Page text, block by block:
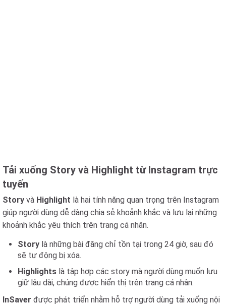
Tải xuống Story và Highlight từ Instagram trực
tuyến
Story và Highlight là hai tính năng quan trọng trên Instagram
giúp người dùng dễ dàng chia sẻ khoảnh khắc và lưu lại những
khoảnh khắc yêu thích trên trang cá nhân.
Story là những bài đăng chỉ tồn tại trong 24 giờ, sau đó
sẽ tự động bị xóa.
Highlights là tập hợp các story mà người dùng muốn lưu
giữ lâu dài, chúng được hiển thị trên trang cá nhân.
InSaver được phát triển nhằm hỗ trợ người dùng tải xuống nội